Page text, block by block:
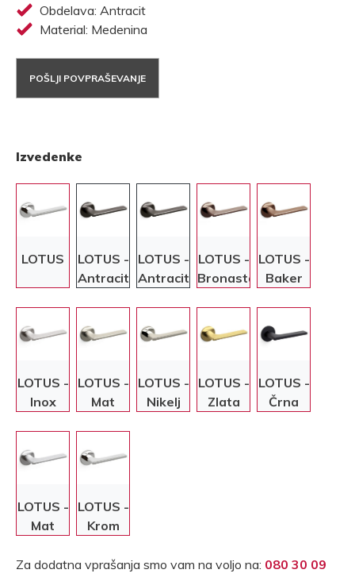
Obdelava: Antracit
Material: Medenina
POŠLJI POVPRAŠEVANJE
Izvedenke
LOTUS
LOTUS -
Antracit
LOTUS -
Antracit
LOTUS -
Bronasta
LOTUS -
Baker
LOTUS -
Inox
LOTUS -
Mat
LOTUS -
Nikelj
LOTUS -
Zlata
LOTUS -
Črna
LOTUS -
Mat
LOTUS -
Krom
Za dodatna vprašanja smo vam na voljo na: 080 30 09